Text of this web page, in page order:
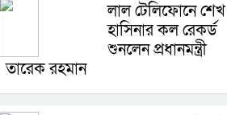
লাল টেলিফোনে শেখ
হাসিনার কল রেকর্ড
শুনলেন প্রধানমন্ত্রী
তারেক রহমান